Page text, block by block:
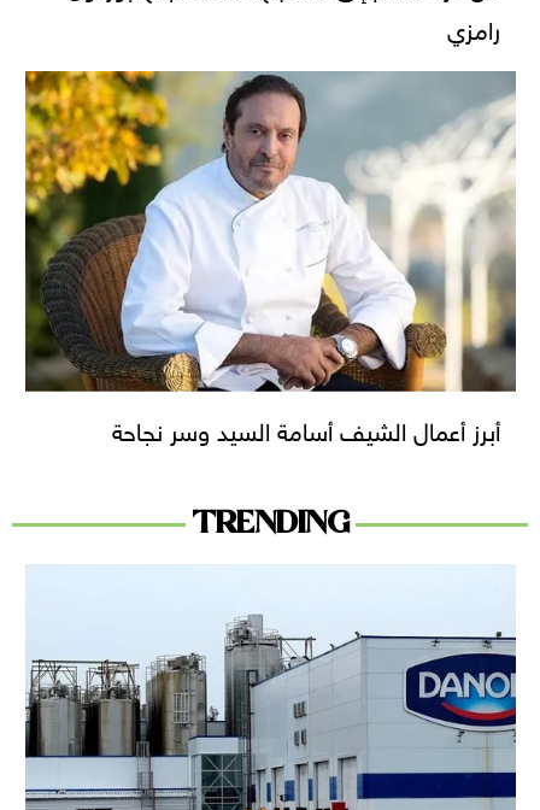
رامزي
أبرز أعمال الشيف أسامة السيد وسر نجاحة
TRENDING